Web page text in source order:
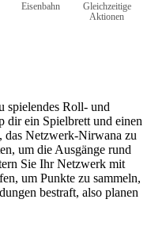
Eisenbahn
Gleichzeitige
Aktionen
spielendes Roll- und
dir ein Spielbrett und einen
das Netzwerk-Nirwana zu
um die Ausgänge rund
Sie Ihr Netzwerk mit
um Punkte zu sammeln,
bestraft, also planen